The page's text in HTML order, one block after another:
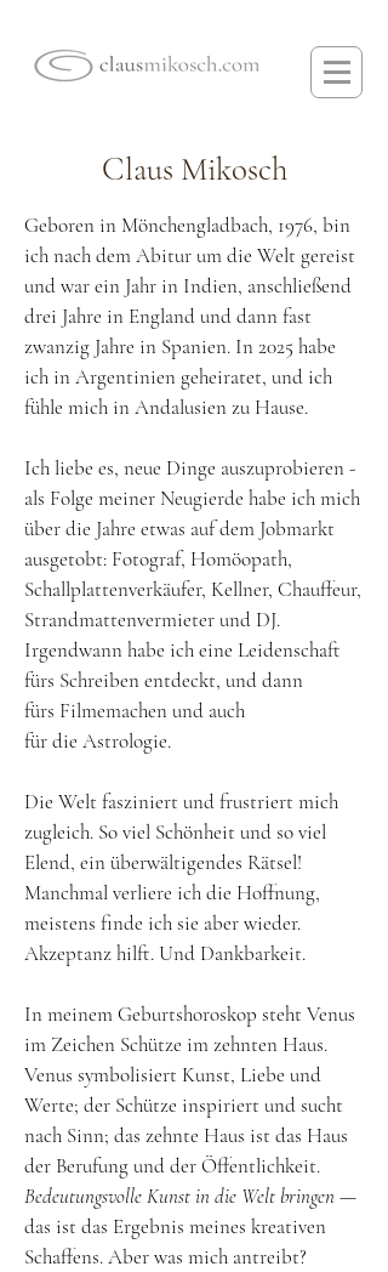
Claus Mikosch
Geboren in Mönchengladbach, 1976, bin
ich nach dem Abitur um die Welt gereist
und war ein Jahr in Indien, anschließend
drei Jahre in England und dann fast
zwanzig Jahre in Spanien. In 2025 habe
ich in Argentinien geheiratet, und ich
fühle mich in Andalusien zu Hause.
Ich liebe es, neue Dinge auszuprobieren -
als Folge meiner Neugierde habe ich mich
über die Jahre etwas auf dem Jobmarkt
ausgetobt: Fotograf, Homöopath,
Schallplattenverkäufer, Kellner, Chauffeur,
Strandmattenvermieter und DJ.
Irgendwann habe ich eine Leidenschaft
fürs Schreiben entdeckt, und dann
fürs Filmemachen und auch
fürdie Astrologie.
Die Welt fasziniert und frustriert mich
zugleich. So viel Schönheit und so viel
Elend, ein überwältigendes Rätsel!
Manchmal verliere ich die Hoffnung,
meistens finde ich sie aber wieder.
Akzeptanz hilft. Und Dankbarkeit​.
In meinem Geburtshoroskop steht Venus
im Zeichen Schütze im zehnten Haus.
Venus symbolisiert Kunst, Liebe und
Werte; der Schütze inspiriert und sucht
nach Sinn; das zehnte Haus ist das Haus
der Berufung und der Öffentlichkeit.
Bedeutungsvolle Kunst in die Welt bringen—
das ist das Ergebnis meines kreativen
Schaffens. Aber was mich antreibt?